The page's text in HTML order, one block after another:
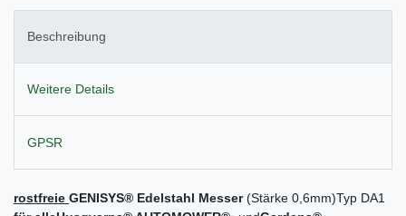
Beschreibung
Weitere Details
GPSR
rostfreie GENISYS® Edelstahl Messer(Stärke 0,6mm)Typ DA1